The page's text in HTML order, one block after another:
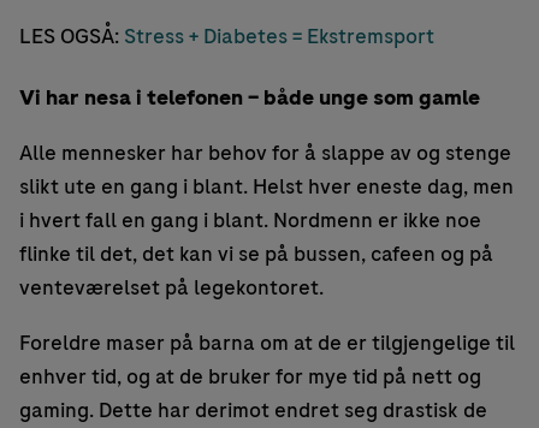
LES OGSÅ: Stress + Diabetes = Ekstremsport
Vi har nesa i telefonen – både unge som gamle
Alle mennesker har behov for å slappe av og stenge
slikt ute en gang i blant. Helst hver eneste dag, men
i hvert fall en gang i blant. Nordmenn er ikke noe
flinke til det, det kan vi se på bussen, cafeen og på
venteværelset på legekontoret.
Foreldre maser på barna om at de er tilgjengelige til
enhver tid, og at de bruker for mye tid på nett og
gaming. Dette har derimot endret seg drastisk de